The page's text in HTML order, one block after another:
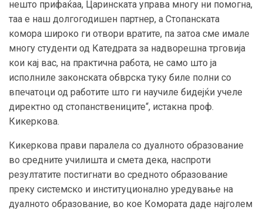
нешто прифаќаа, Царинската управа многу ни помогна,
таа е наш долгогодишен партнер, а Стопанската
комора широко ги отвори вратите, па затоа сме имале
многу студенти од Катедрата за надворешна трговија
кои кај вас, на практична работа, не само што ја
исполниле законската обврска туку биле полни со
впечатоци од работите што ги научиле бидејќи учеле
директно од стопанствениците“, истакна проф.
Кикеркова.
Кикеркова прави паралела со дуалното образование
во средните училишта и смета дека, наспроти
резултатите постигнати во средното образование
преку системско и институционално уредување на
дуалното образование, во кое Комората даде најголем